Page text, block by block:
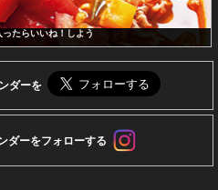
たらいいね！しよう
ダーを
ダーをフォローする